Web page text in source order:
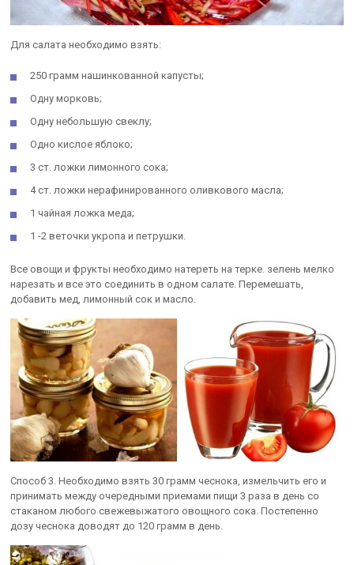
Для салата необходимо взять:
250 грамм нашинкованной капусты;
Одну морковь;
Одну небольшую свеклу;
Одно кислое яблоко;
3 ст. ложки лимонного сока;
4 ст. ложки нерафинированного оливкового масла;
1 чайная ложка меда;
1 -2 веточки укропа и петрушки.
Все овощи и фрукты необходимо натереть на терке. зелень мелко
нарезать и все это соединить в одном салате. Перемешать,
добавить мед, лимонный сок и масло.
Способ 3. Необходимо взять 30 грамм чеснока, измельчить его и
принимать между очередными приемами пищи 3 раза в день со
стаканом любого свежевыжатого овощного сока. Постепенно
дозу чеснока доводят до 120 грамм в день.